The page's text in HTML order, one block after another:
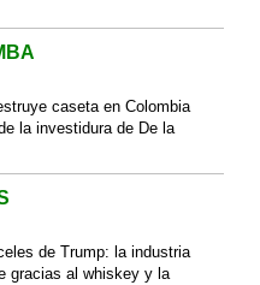
caseta en Colombia
la investidura de De la
de Trump: la industria
gracias al whiskey y la